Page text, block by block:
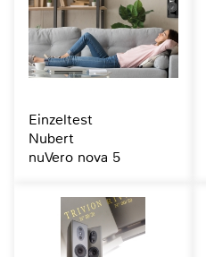
Einzeltest
Nubert
nuVero nova 5